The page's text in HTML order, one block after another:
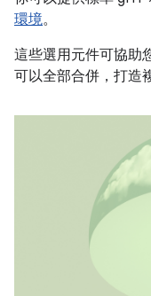
環境。
這些選用元件可協助
可以全部合併，打造